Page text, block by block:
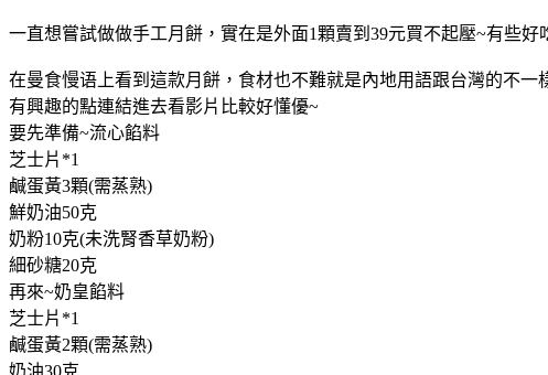
一直想嘗試做做手工月餅，實在是外面1顆賣到39元買不起壓~有些
在曼食慢语上看到這款月餅，食材也不難就是內地用語跟台灣的不一
有興趣的點連結進去看影片比較好懂優~
要先準備~流心餡料
芝士片*1
鹹蛋黃3顆(需蒸熟)
鮮奶油50克
奶粉10克(未洗腎香草奶粉)
細砂糖20克
再來~奶皇餡料
芝士片*1
鹹蛋黃2顆(需蒸熟)